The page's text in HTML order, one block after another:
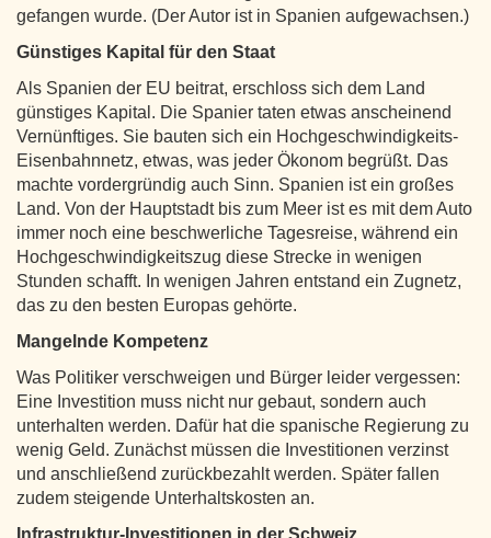
gefangen wurde. (Der Autor ist in Spanien aufgewachsen.)
Günstiges Kapital für den Staat
Als Spanien der EU beitrat, erschloss sich dem Land
günstiges Kapital. Die Spanier taten etwas anscheinend
Vernünftiges. Sie bauten sich ein Hochgeschwindigkeits-
Eisenbahnnetz, etwas, was jeder Ökonom begrüßt. Das
machte vordergründig auch Sinn. Spanien ist ein großes
Land. Von der Hauptstadt bis zum Meer ist es mit dem Auto
immer noch eine beschwerliche Tagesreise, während ein
Hochgeschwindigkeitszug diese Strecke in wenigen
Stunden schafft. In wenigen Jahren entstand ein Zugnetz,
das zu den besten Europas gehörte.
Mangelnde Kompetenz
Was Politiker verschweigen und Bürger leider vergessen:
Eine Investition muss nicht nur gebaut, sondern auch
unterhalten werden. Dafür hat die spanische Regierung zu
wenig Geld. Zunächst müssen die Investitionen verzinst
und anschließend zurückbezahlt werden. Später fallen
zudem steigende Unterhaltskosten an.
Infrastruktur-Investitionen in der Schweiz